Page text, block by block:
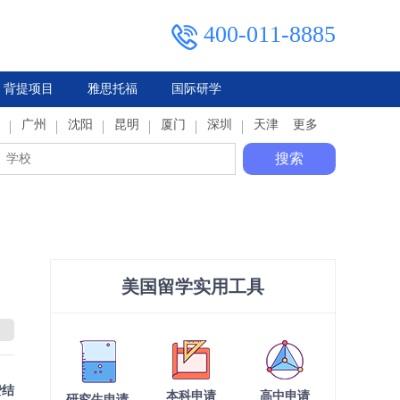
400-011-8885
俄罗斯
马来西亚 泰国
背提项目 雅思托福 国际研学
广州 沈阳 昆明 厦门 深圳 天津 更多
搜索
美国留学实用工具
本科申请 高中申请